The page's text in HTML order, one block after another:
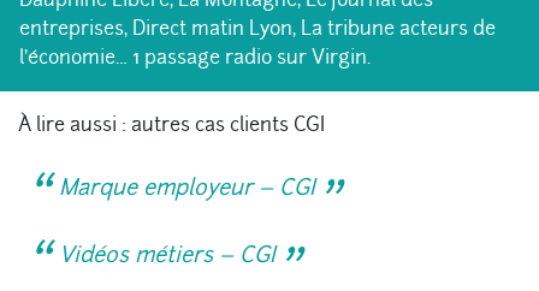
entreprises, Direct matin Lyon, La tribune acteurs de
l’économie… 1 passage radio sur Virgin.
À lire aussi : autres cas clients CGI
Marque employeur – CGI
Vidéos métiers – CGI